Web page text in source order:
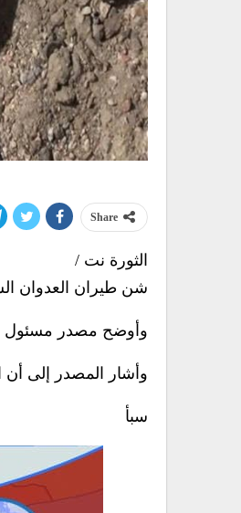
Share
الثورة نت /
شن طيران العدوان السعودي الأمريكي
وأوضح مصدر مسئول
وأشار المصدر إلى أن
سبأ